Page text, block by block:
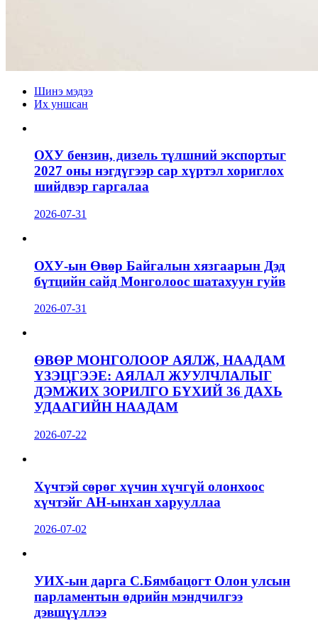
Шинэ мэдээ
Их уншсан
ОХУ бензин, дизель түлшний экспортыг
2027 оны нэгдүгээр сар хүртэл хориглох
шийдвэр гаргалаа
2026-07-31
ОХУ-ын Өвөр Байгалын хязгаарын Дэд
бүтцийн сайд Монголоос шатахуун гуйв
2026-07-31
ӨВӨР МОНГОЛООР АЯЛЖ, НААДАМ
ҮЗЭЦГЭЭЕ: АЯЛАЛ ЖУУЛЧЛАЛЫГ
ДЭМЖИХ ЗОРИЛГО БҮХИЙ 36 ДАХЬ
УДААГИЙН НААДАМ
2026-07-22
Хүчтэй сөрөг хүчин хүчгүй олонхоос
хүчтэйг АН-ынхан харууллаа
2026-07-02
УИХ-ын дарга С.Бямбацогт Олон улсын
парламентын өдрийн мэндчилгээ
дэвшүүллээ